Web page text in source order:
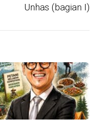
Unhas (bagian I)